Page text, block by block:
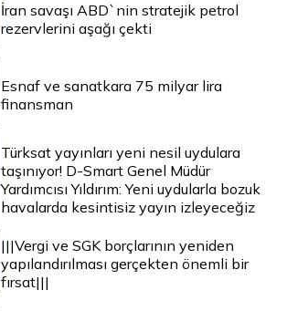
İran savaşı ABD`nin stratejik petrol
rezervlerini aşağı çekti
Esnaf ve sanatkara 75 milyar lira
finansman
Türksat yayınları yeni nesil uydulara
taşınıyor! D-Smart Genel Müdür
Yardımcısı Yıldırım: Yeni uydularla bozuk
havalarda kesintisiz yayın izleyeceğiz
|||Vergi ve SGK borçlarının yeniden
yapılandırılması gerçekten önemli bir
fırsat|||